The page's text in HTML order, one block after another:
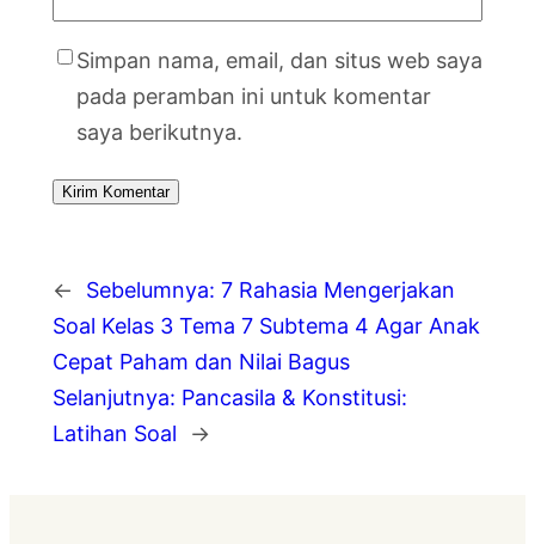
Simpan nama, email, dan situs web saya
pada peramban ini untuk komentar
saya berikutnya.
← Sebelumnya: 7 Rahasia Mengerjakan
Soal Kelas 3 Tema 7 Subtema 4 Agar Anak
Cepat Paham dan Nilai Bagus
Selanjutnya: Pancasila & Konstitusi:
Latihan Soal
→